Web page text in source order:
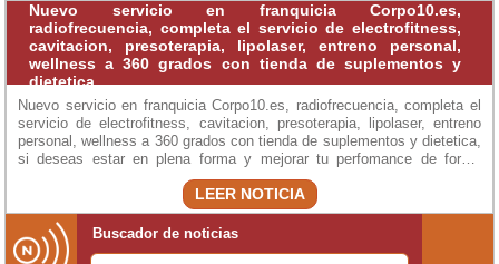
Nuevo servicio en franquicia Corpo10.es,
radiofrecuencia, completa el servicio de electrofitness,
cavitacion, presoterapia, lipolaser, entreno personal,
wellness a 360 grados con tienda de suplementos y
dietetica
Nuevo servicio en franquicia Corpo10.es, radiofrecuencia, completa el
servicio de electrofitness, cavitacion, presoterapia, lipolaser, entreno
personal, wellness a 360 grados con tienda de suplementos y dietetica,
si deseas estar en plena forma y mejorar tu perfomance de forma
rapida y segura indivizulizada este es el mejor sistema.
LEER NOTICIA
Buscador de noticias